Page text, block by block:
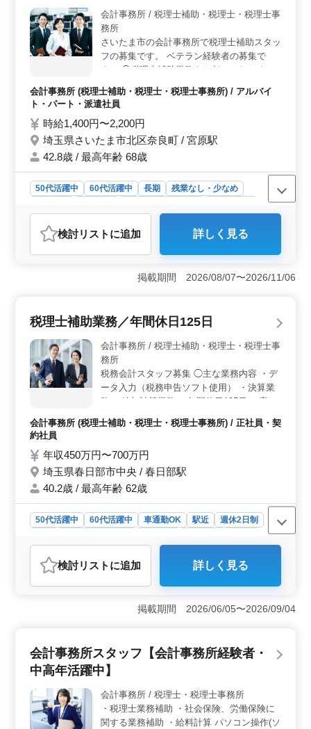
す。会計事務所での経験や会計ソフト入力経験者が求め
られています。週3日程度の柔軟な働き方が可能で
す。 ＜働きやすさ＞ 週3日からの勤務で、残業はほ
とんどありません。柔軟な就業時間で、長く働き続ける
中高年層に合った環境です。
会計事務所 / 税理士補助・税理士・税理士事
務所
さいたま市の会計事務所で税理士補助スタッ
フの募集です。 ベテラン経験者の募集で
す。 ◯税理士補助業務をお任せいたします
・申告書の作成（法人税、消費税、所得税）
・法定調書の作成 ・年末調整 ・個人確定申
告書の作成 ・顧問先の巡回業務 ＊会計ソフ
トはエッサムを使用します。 残業はなく定
時退社が可能です。 ☆50代以上のベテラン
経験者・シニア世代活躍中の企業です。是非
会計事務所 (税理士補助・税理士・税理士事務所) / アルバイ
ト・パート・派遣社員
時給1,400円〜2,200円
埼玉県さいたま市北区奈良町 / 宮原駅
42.8歳 / 最高年齢 68歳
50代活躍中 60代活躍中 長期
残業なし・少なめ
おすすめポイント
＜働きやすい環境＞ さいたま市北区奈良町にある会計
事務所での勤務です。宮原駅からのアクセスが良好で、
通勤が便利です。残業がなく、定時退社が可能なため、
仕事とプライベートの両立がしやすい環境です。50代以
業務は法人税、消費税、所得税の申告書作成、法定調書
回業務などです。会計ソフトはエッサムを使用してお
り、会計事務所での経験を存分に活かしていただける職
場です。多岐にわたる業務内容でスキルアップを目指せ
ます。 ＜フレキシブルな勤務形態＞ 時給1,400円〜
能です。週20時間未満の勤務も相談に応じて柔軟に対応
できます。土曜日、日曜日、祝日が休日で、有給休暇も
取得可能です。福利厚生も充実しており、雇用保険、労
災保険、健康保険、厚生年金が完備されています。
検討リスト に追加 詳しく見る
掲載期間 2026/08/07〜2026/11/06
税理士補助業務／年間休日125日
会計事務所 / 税理士補助・税理士・税理士事
務所
税務会計スタッフ募集 ◯主な業務内容 ・デ
ータ入力（税務申告ソフト使用） ・決算業
務 ・給与計算業務 ＊年間休日125日 ＊完全
週休2日制（土日祝休み） ＊残業少なめ ＊
駅チカ ＊交通費実費支給（上限なし） ＊賞
職場です！ 当事務所で即戦力として活躍し
てみませんか？
会計事務所 (税理士補助・税理士・税理士事務所) / 正社員・契
約社員
年収450万円〜700万円
埼玉県春日部市中央 / 春日部駅
40.2歳 / 最高年齢 62歳
50代活躍中 60代活躍中 車通勤OK 駅近
週休2日制
おすすめポイント
＜完全週休2日制・年間休日125日＞ 完全週休2日制（土
日祝休み）で年間休日125日と、しっかり休みを確保でき
る環境です。残業も少なめのため、無理なく働きながら
算・給与計算など税務会計の実務を担当＞ データ入力
（税務申告ソフト使用）、決算業務、給与計算業務など
実務経験を発揮しながら、税務会計スタッフとして活躍
できます。 ＜通勤しやすい立地と安心の待遇＞ 春
日部駅から徒歩圏内で通いやすく、車通勤も可能なため
検討リスト に追加 詳しく見る
掲載期間 2026/06/05〜2026/09/04
会計事務所スタッフ【会計事務所経験者・
中高年活躍中】
会計事務所 / 税理士・税理士事務所
・税理士業務補助 ・社会保険、労働保険に
関する業務補助 ・給料計算 パソコン操作(ソ